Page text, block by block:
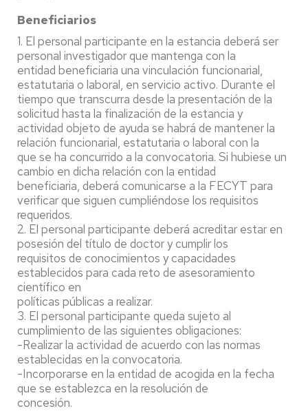
Beneficiarios
1. El personal participante en la estancia deberá ser
personal investigador que mantenga con la
entidad beneficiaria una vinculación funcionarial,
estatutaria o laboral, en servicio activo. Durante el
tiempo que transcurra desde la presentación de la
solicitud hasta la finalización de la estancia y
actividad objeto de ayuda se habrá de mantener la
relación funcionarial, estatutaria o laboral con la
que se ha concurrido a la convocatoria. Si hubiese un
cambio en dicha relación con la entidad
beneficiaria, deberá comunicarse a la FECYT para
verificar que siguen cumpliéndose los requisitos
requeridos.
2. El personal participante deberá acreditar estar en
posesión del título de doctor y cumplir los
requisitos de conocimientos y capacidades
establecidos para cada reto de asesoramiento
científico en
políticas públicas a realizar.
3. El personal participante queda sujeto al
cumplimiento de las siguientes obligaciones:
-Realizar la actividad de acuerdo con las normas
establecidas en la convocatoria.
-Incorporarse en la entidad de acogida en la fecha
que se establezca en la resolución de
concesión.